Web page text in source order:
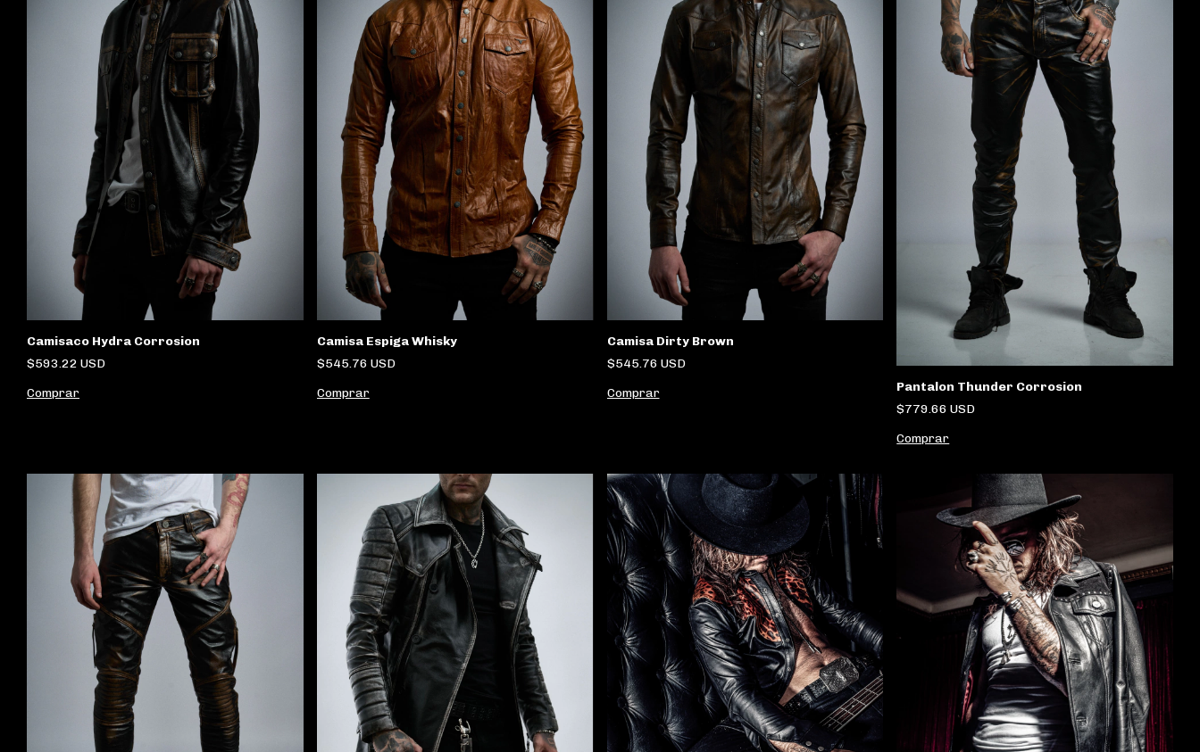
Camisaco Hydra Corrosion
$593.22 USD
Comprar
Camisa Espiga Whisky
$545.76 USD
Comprar
Camisa Dirty Brown
$545.76 USD
Comprar
Pantalon Thunder Corrosion
$779.66 USD
Comprar